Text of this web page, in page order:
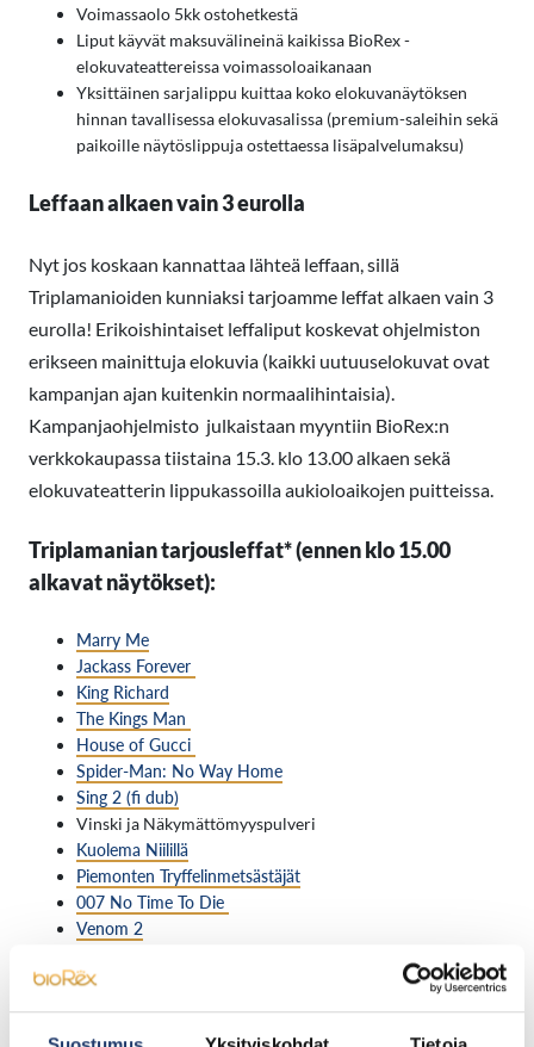
Voimassaolo 5kk ostohetkestä
Liput käyvät maksuvälineinä kaikissa BioRex -
elokuvateattereissa voimassoloaikanaan
Yksittäinen sarjalippu kuittaa koko elokuvanäytöksen
hinnan tavallisessa elokuvasalissa (premium-saleihin sekä
paikoille näytöslippuja ostettaessa lisäpalvelumaksu)
Leffaan alkaen vain 3 eurolla
Nyt jos koskaan kannattaa lähteä leffaan, sillä
Triplamanioiden kunniaksi tarjoamme leffat alkaen vain 3
eurolla! Erikoishintaiset leffaliput koskevat ohjelmiston
erikseen mainittuja elokuvia (kaikki uutuuselokuvat ovat
kampanjan ajan kuitenkin normaalihintaisia).
Kampanjaohjelmisto julkaistaan myyntiin BioRex:n
verkkokaupassa tiistaina 15.3. klo 13.00 alkaen sekä
elokuvateatterin lippukassoilla aukioloaikojen puitteissa.
Triplamanian tarjousleffat* (ennen klo 15.00
alkavat näytökset):
Marry Me
Jackass Forever
King Richard
The Kings Man
House of Gucci
Spider-Man: No Way Home
Sing 2 (fi dub)
Vinski ja Näkymättömyyspulveri
Kuolema Niilillä
Piemonten Tryffelinmetsästäjät
007 No Time To Die
Venom 2
Encanto (fi dub)
Syke-elokuva: Hätätila